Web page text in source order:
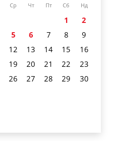
Ср Чт Пт Сб Нд
1
2
5 6 7 8
9
12 13 14 15
16
19 20 21 22
23
26 27 28 29
30